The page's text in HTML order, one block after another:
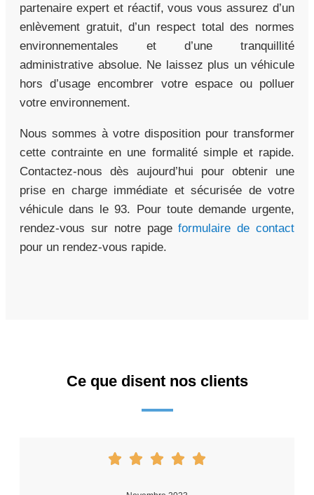
partenaire expert et réactif, vous vous assurez d’un
enlèvement gratuit, d’un respect total des normes
environnementales et d’une tranquillité
administrative absolue. Ne laissez plus un véhicule
hors d’usage encombrer votre espace ou polluer
votre environnement.
Nous sommes à votre disposition pour transformer
cette contrainte en une formalité simple et rapide.
Contactez-nous dès aujourd’hui pour obtenir une
prise en charge immédiate et sécurisée de votre
véhicule dans le 93. Pour toute demande urgente,
rendez-vous sur notre pageformulaire de contact
pour un rendez-vous rapide.
Ce que disent nos clients